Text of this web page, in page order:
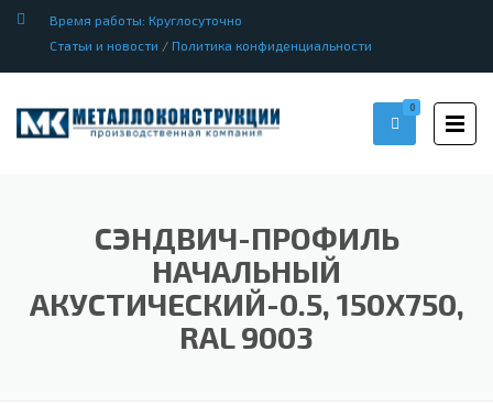
Время работы: Круглосуточно
Статьи и новости / Политика конфиденциальности
0
СЭНДВИЧ-ПРОФИЛЬ
НАЧАЛЬНЫЙ
АКУСТИЧЕСКИЙ-0.5, 150Х750,
RAL 9003